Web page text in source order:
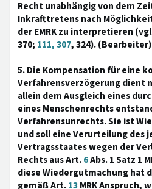
Recht unabhängig von dem
Inkrafttretens nach
der EMRK zu interpretieren
370; 111, 307, 324). (Bearbeiter)
5. Die Kompensation für eine
Verfahrensverzögerung dient
allein dem Ausgleich eines
eines Menschenrechts
Verfahrensunrechts. Sie ist
und soll eine Verurteilung des
Vertragsstaates wegen der
Rechts aus Art.6Abs. 1 Satz 1
diese Wiedergutmachung hat
gemäß Art.13MRK Anspruch,